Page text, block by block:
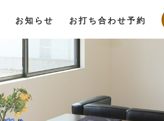
お知らせ お打ち合わせ予約